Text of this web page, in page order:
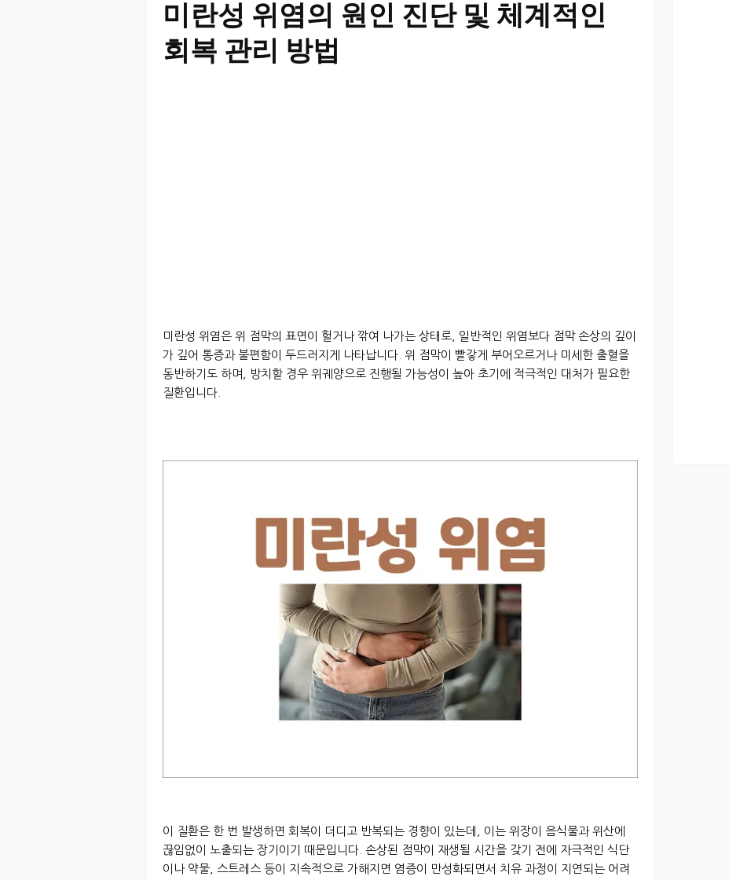
미란성 위염의 원인 진단 및 체계적인
회복 관리 방법
미란성 위염은 위 점막의 표면이 헐거나 깎여 나가는 상태로, 일반적인 위염보다 점막 손상의 깊이
가 깊어 통증과 불편함이 두드러지게 나타납니다. 위 점막이 빨갛게 부어오르거나 미세한 출혈을
동반하기도 하며, 방치할 경우 위궤양으로 진행될 가능성이 높아 초기에 적극적인 대처가 필요한
질환입니다.
이 질환은 한 번 발생하면 회복이 더디고 반복되는 경향이 있는데, 이는 위장이 음식물과 위산에
끊임없이 노출되는 장기이기 때문입니다. 손상된 점막이 재생될 시간을 갖기 전에 자극적인 식단
이나 약물, 스트레스 등이 지속적으로 가해지면 염증이 만성화되면서 치유 과정이 지연되는 어려